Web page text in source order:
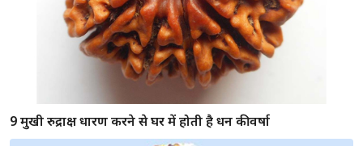
9 मुखी रुद्राक्ष धारण करने से घर में होती है धन की वर्षा